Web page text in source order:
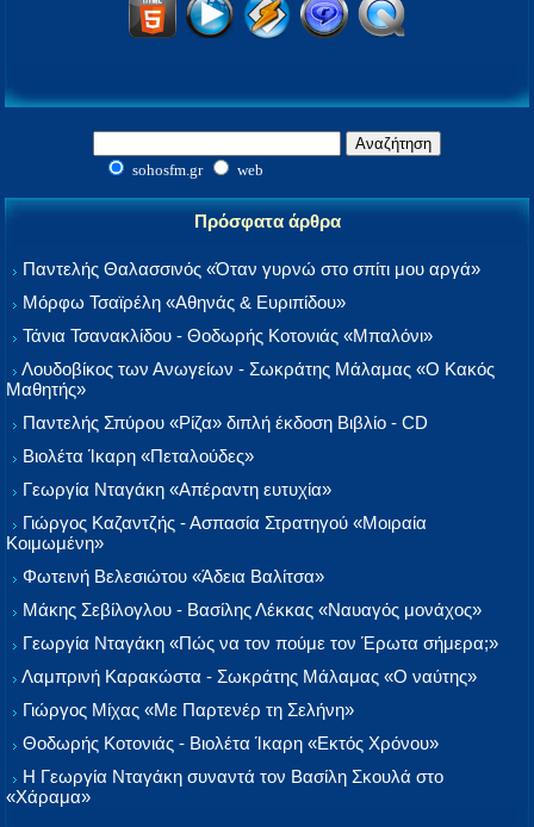
sohosfm.gr web
Πρόσφατα άρθρα
Παντελής Θαλασσινός «Όταν γυρνώ στο σπίτι μου αργά»
Μόρφω Τσαϊρέλη «Αθηνάς & Ευριπίδου»
Τάνια Τσανακλίδου - Θοδωρής Κοτονιάς «Μπαλόνι»
Λουδοβίκος των Ανωγείων - Σωκράτης Μάλαμας «Ο Κακός
Μαθητής»
Παντελής Σπύρου «Ρίζα» διπλή έκδοση Βιβλίο - CD
Βιολέτα Ίκαρη «Πεταλούδες»
Γεωργία Νταγάκη «Aπέραντη ευτυχία»
Γιώργος Καζαντζής - Ασπασία Στρατηγού «Μοιραία
Κοιμωμένη»
Φωτεινή Βελεσιώτου «Άδεια Βαλίτσα»
Μάκης Σεβίλογλου - Βασίλης Λέκκας «Ναυαγός μονάχος»
Γεωργία Νταγάκη «Πώς να τον πούμε τον Έρωτα σήμερα;»
Λαμπρινή Καρακώστα - Σωκράτης Μάλαμας «Ο ναύτης»
Γιώργος Μίχας «Με Παρτενέρ τη Σελήνη»
Θοδωρής Κοτονιάς - Βιολέτα Ίκαρη «Εκτός Χρόνου»
Η Γεωργία Νταγάκη συναντά τον Βασίλη Σκουλά στο
«Χάραμα»